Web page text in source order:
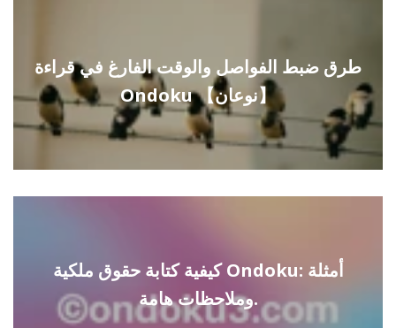
طرق ضبط الفواصل والوقت الفارغ في قراءة
Ondoku 【نوعان】
كيفية كتابة حقوق ملكية Ondoku: أمثلة
وملاحظات هامة.